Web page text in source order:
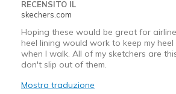
scarpe
RECENSITO IL
skechers.com
Hoping these would be great for
heel lining would work to keep my
when I walk. All of my sketchers are
don't slip out of them.
Mostra traduzione